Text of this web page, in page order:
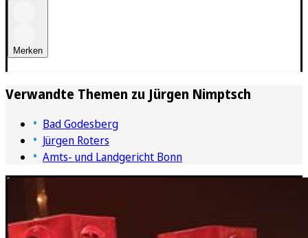
Merken
Verwandte Themen zu Jürgen Nimptsch
Bad Godesberg
Jürgen Roters
Amts- und Landgericht Bonn